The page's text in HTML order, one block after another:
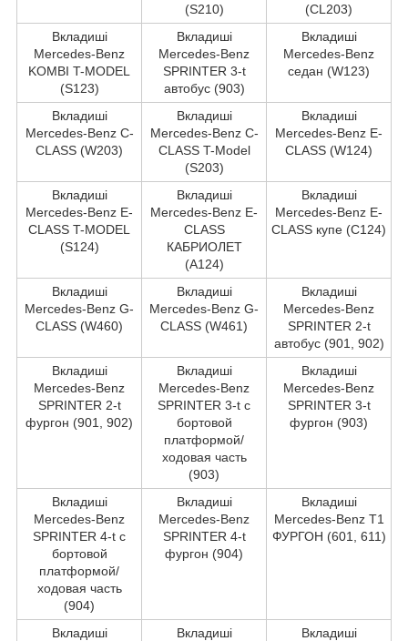
(S210)
(CL203)
Вкладиші
Mercedes-Benz
KOMBI T-MODEL
(S123)
Вкладиші
Mercedes-Benz
SPRINTER 3-t
автобус (903)
Вкладиші
Mercedes-Benz
седан (W123)
Вкладиші
Mercedes-Benz C-
CLASS (W203)
Вкладиші
Mercedes-Benz C-
CLASS T-Model
(S203)
Вкладиші
Mercedes-Benz E-
CLASS (W124)
Вкладиші
Mercedes-Benz E-
CLASS T-MODEL
(S124)
Вкладиші
Mercedes-Benz E-
CLASS
КАБРИОЛЕТ
(A124)
Вкладиші
Mercedes-Benz E-
CLASS купе (C124)
Вкладиші
Mercedes-Benz G-
CLASS (W460)
Вкладиші
Mercedes-Benz G-
CLASS (W461)
Вкладиші
Mercedes-Benz
SPRINTER 2-t
автобус (901, 902)
Вкладиші
Mercedes-Benz
SPRINTER 2-t
фургон (901, 902)
Вкладиші
Mercedes-Benz
SPRINTER 3-t c
бортовой
платформой/
ходовая часть
(903)
Вкладиші
Mercedes-Benz
SPRINTER 3-t
фургон (903)
Вкладиші
Mercedes-Benz
SPRINTER 4-t c
бортовой
платформой/
ходовая часть
(904)
Вкладиші
Mercedes-Benz
SPRINTER 4-t
фургон (904)
Вкладиші
Mercedes-Benz T1
ФУРГОН (601, 611)
Вкладиші
Вкладиші
Вкладиші